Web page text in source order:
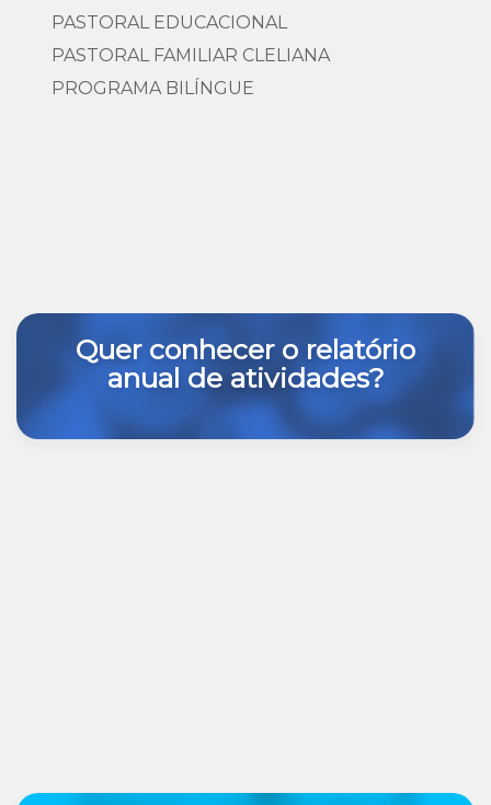
PASTORAL EDUCACIONAL
PASTORAL FAMILIAR CLELIANA
PROGRAMA BILÍNGUE
Quer conhecer o relatório
anual de atividades?